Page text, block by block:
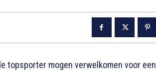
topsporter mogen verwelkomen voor een